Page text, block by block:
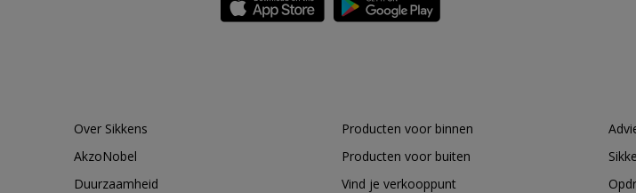
Over Sikkens
AkzoNobel
Duurzaamheid
Producten voor binnen
Producten voor buiten
Vind je verkooppunt